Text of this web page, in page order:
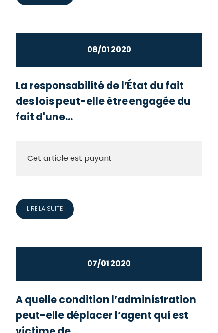
08/01 2020
La responsabilité de l’État du fait
des lois peut-elle être engagée du
fait d'une...
Cet article est payant
LIRE LA SUITE
07/01 2020
A quelle condition l’administration
peut-elle déplacer l’agent qui est